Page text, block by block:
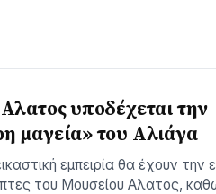
υποδέχεται την
μαγεία» του Αλιάγα
εμπειρία θα έχουν την
του Μουσείου Αλατος,